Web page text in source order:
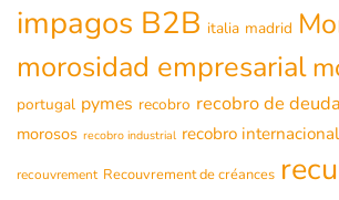
impagos B2B italia madrid
morosidad empresarial
portugal pymes recobro recobro de
morosos recobro industrial recobro internacional
recouvrement Recouvrement de créances